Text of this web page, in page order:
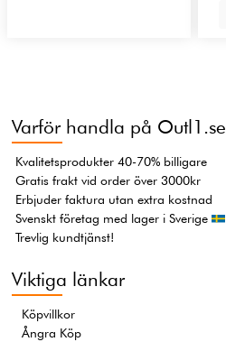
Varför handla på Outl1.se
Kvalitetsprodukter 40-70% billigare
Gratis frakt vid order över 3000kr
Erbjuder faktura utan extra kostnad
Svenskt företag med lager i Sverige
Trevlig kundtjänst!
Viktiga länkar
Köpvillkor
Ångra Köp